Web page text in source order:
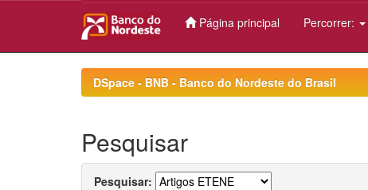
Página principal Percorrer:
DSpace - BNB - Banco do Nordeste do Brasil
Pesquisar
Pesquisar: